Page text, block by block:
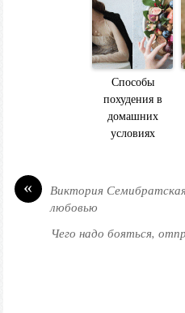
Способы
похудения в
домашних
условиях
«
Виктория
любовью
Чего надо бояться,